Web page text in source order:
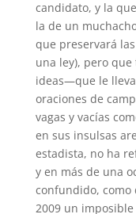
candidato, y la
la de un
que preservará
una ley), pero
ideas—que le
oraciones de
vagas y vacías
en sus insulsas
estadista, no ha
y en más de una
confundido, como
2009 un